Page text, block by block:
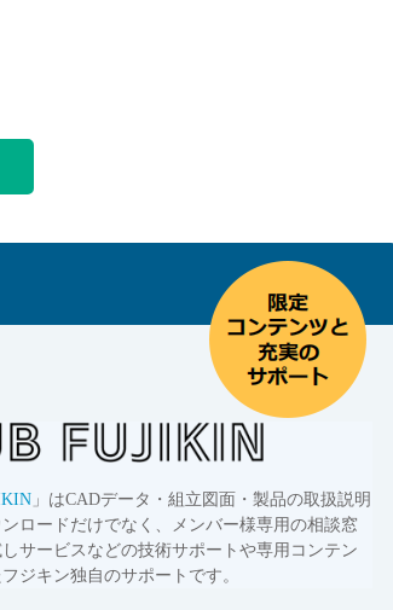
」はCADデータ・組立図面・製品の取扱説明
ロードだけでなく、メンバー様専用の相談窓
サービスなどの技術サポートや専用コンテン
ジキン独自のサポートです。